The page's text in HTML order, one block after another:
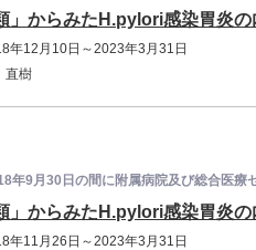
」からみたH.pylori感染胃炎
年12月10日～2023年3月31日
樹
年9月30日の間に附属病院及び総合医療
」からみたH.pylori感染胃炎
年11月26日～2023年3月31日